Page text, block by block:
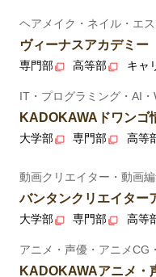
ヘアメイク・ネイル・エ
ヴィーナスアカデミー
専門部 高等部 キャ
IT・プログラミング・AI
KADOKAWAドワンゴ
大学部 専門部 高等
動画クリエイター・動画
バンタンクリエイター
大学部 専門部 高等
アニメ・声優・アニメCG
KADOKAWAアニメ・